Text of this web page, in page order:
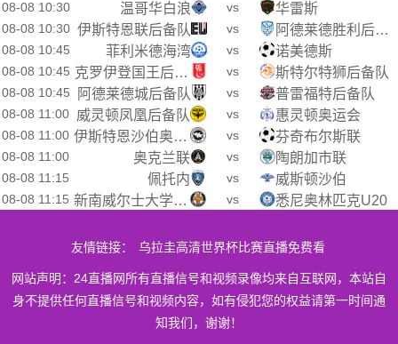
08-08 10:30 温哥华白浪 vs 华雷斯
08-08 10:30 伊斯特恩联后备队 vs 阿德莱德胜利后备队
08-08 10:45 菲利米德海湾 vs 诺美德斯
08-08 10:45 克罗伊登国王后备队 vs 斯特尔特狮后备队
08-08 10:45 阿德莱德城后备队 vs 普雷福特后备队
08-08 11:00 威灵顿凤凰后备队 vs 惠灵顿奥运会
08-08 11:00 伊斯特恩沙伯奥克兰 vs 芬奇布尔斯联
08-08 11:00 奥克兰联 vs 陶朗加市联
08-08 11:15 佩托内 vs 威斯顿沙伯
08-08 11:15 新南威尔士大学U20 vs 悉尼奥林匹克U20
友情链接： 乌拉圭高清世界杯比赛直播免费看
网站声明：24直播网所有直播信号和视频录像均来自互联网，本站自
身不提供任何直播信号和视频内容，如有侵犯您的权益请第一时间通
知我们，谢谢！